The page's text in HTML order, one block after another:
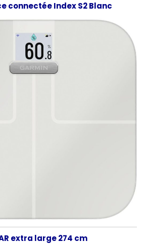
connectée Index S2 Blanc
extra large 274 cm